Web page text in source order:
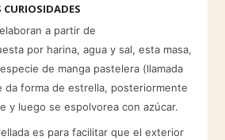
a partir de
por harina, agua y sal, esta masa,
de manga pastelera (llamada
da forma de estrella, posteriormente
y luego se espolvorea con azúcar.​
es para facilitar que el exterior